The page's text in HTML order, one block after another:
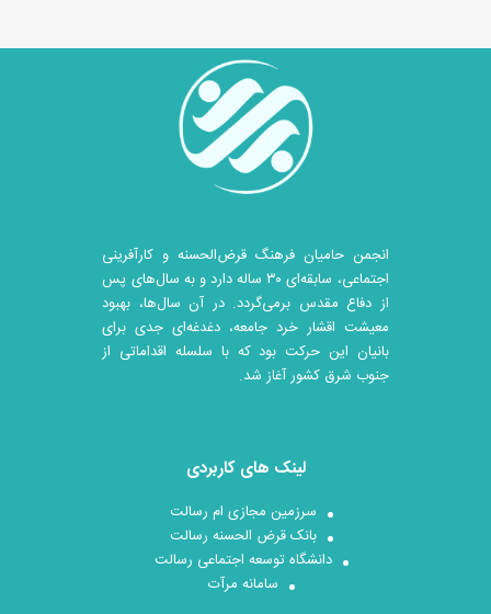
انجمن حامیان فرهنگ قرض‌الحسنه و کارآفرینی
اجتماعی، سابقه‌ای ۳۰ ساله دارد و به سال‌های پس
از دفاع مقدس برمی‌گردد. در آن سال‎‌ها، بهبود
معیشت اقشار خرد جامعه، دغدغه‌ای جدی برای
بانیان این حرکت بود که با سلسله اقداماتی از
جنوب شرق کشور آغاز شد.
لینک های کاربردی
سرزمین مجازی ام رسالت
بانک قرض الحسنه رسالت
دانشگاه توسعه اجتماعی رسالت
سامانه مرآت